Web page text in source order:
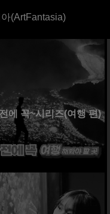
(ArtFantasia)
에 꼭~시리즈(여행 편)